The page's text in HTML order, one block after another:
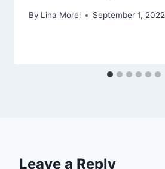
By Lina Morel September 1, 2022
Leave a Reply